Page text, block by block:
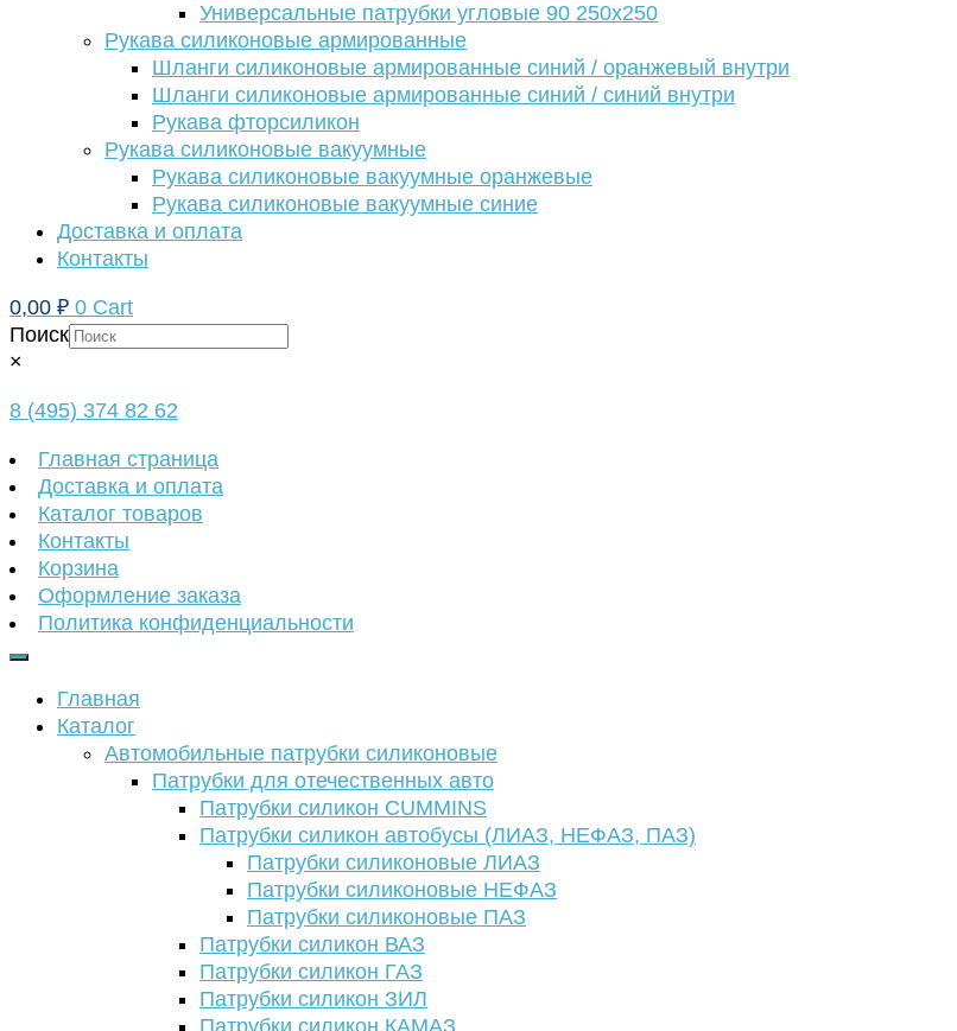
Универсальные патрубки угловые 90 250х250
Рукава силиконовые армированные
Шланги силиконовые армированные синий / оранжевый внутри
Шланги силиконовые армированные синий / синий внутри
Рукава фторсиликон
Рукава силиконовые вакуумные
Рукава силиконовые вакуумные оранжевые
Рукава силиконовые вакуумные синие
Доставка и оплата
Контакты
0,00 ₽ 0 Cart
Поиск
×
8 (495) 374 82 62
Главная страница
Доставка и оплата
Каталог товаров
Контакты
Корзина
Оформление заказа
Политика конфиденциальности
Главная
Каталог
Автомобильные патрубки силиконовые
Патрубки для отечественных авто
Патрубки силикон CUMMINS
Патрубки силикон автобусы (ЛИАЗ, НЕФАЗ, ПАЗ)
Патрубки силиконовые ЛИАЗ
Патрубки силиконовые НЕФАЗ
Патрубки силиконовые ПАЗ
Патрубки силикон ВАЗ
Патрубки силикон ГАЗ
Патрубки силикон ЗИЛ
Патрубки силикон КАМАЗ